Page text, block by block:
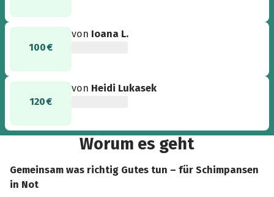
100 €
von Ioana L.
120 €
von Heidi Lukasek
Worum es geht
Gemeinsam was richtig Gutes tun – für Schimpansen
in Not